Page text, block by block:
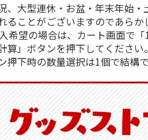
トマグ
抗菌食洗機対応 ふ
ふわっ
、大型連休・お盆・年末年始・
ることがございますのであらか
希望の場合は、カート画面で
算」ボタンを押下してください
押下時の数量選択は1個で結構で